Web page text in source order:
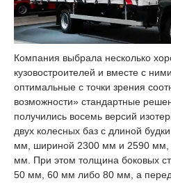
Компания выбрала несколько
кузовостроителей и вместе с
оптимальные с точки зрения
возможности» стандартные
получились восемь версий
двух колесных баз с длиной
мм, шириной 2300 мм и 2590 мм,
мм. При этом толщина боковых
50 мм, 60 мм либо 80 мм, а